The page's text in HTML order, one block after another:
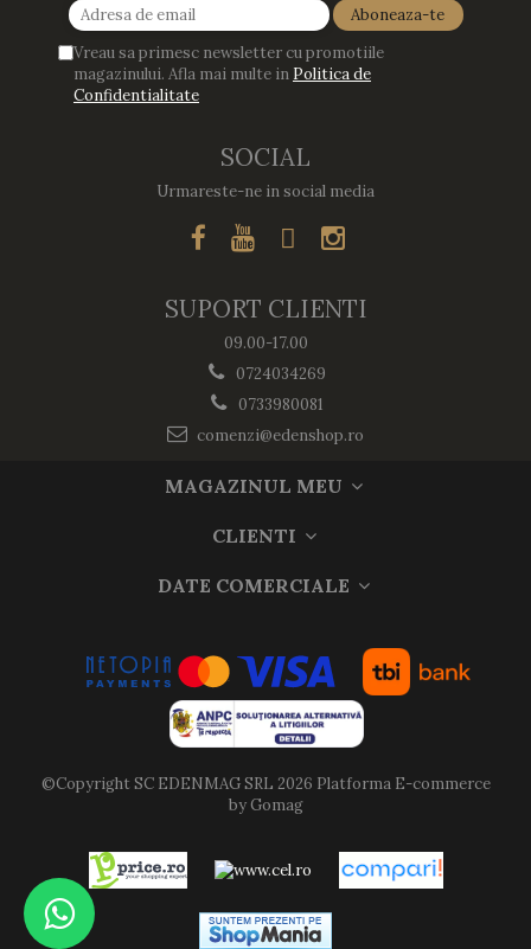
Vreau sa primesc newsletter cu promotiile
magazinului. Afla mai multe in Politica de
Confidentialitate
SOCIAL
Urmareste-ne in social media
SUPORT CLIENTI
09.00-17.00
0724034269
0733980081
comenzi@edenshop.ro
MAGAZINUL MEU
CLIENTI
DATE COMERCIALE
©Copyright SC EDENMAG SRL 2026 Platforma E-commerce
by Gomag